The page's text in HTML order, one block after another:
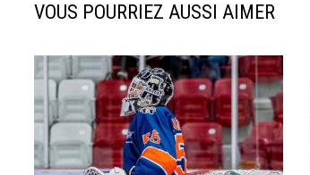
VOUS POURRIEZ AUSSI AIMER